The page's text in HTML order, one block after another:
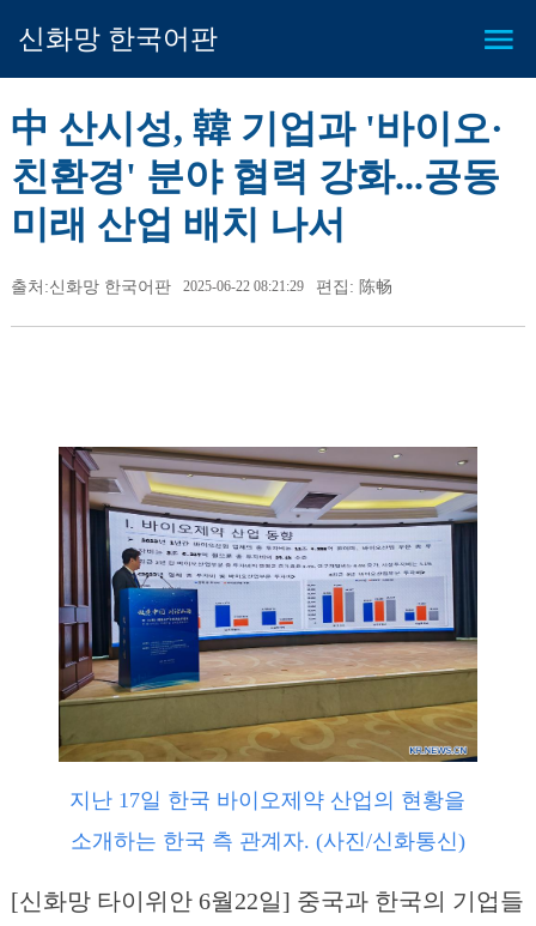
신화망 한국어판
中 산시성, 韓 기업과 '바이오·
친환경' 분야 협력 강화...공동
미래 산업 배치 나서
출처:신화망 한국어판 2025-06-22 08:21:29 편집: 陈畅
지난 17일 한국 바이오제약 산업의 현황을
소개하는 한국 측 관계자. (사진/신화통신)
[신화망 타이위안 6월22일] 중국과 한국의 기업들